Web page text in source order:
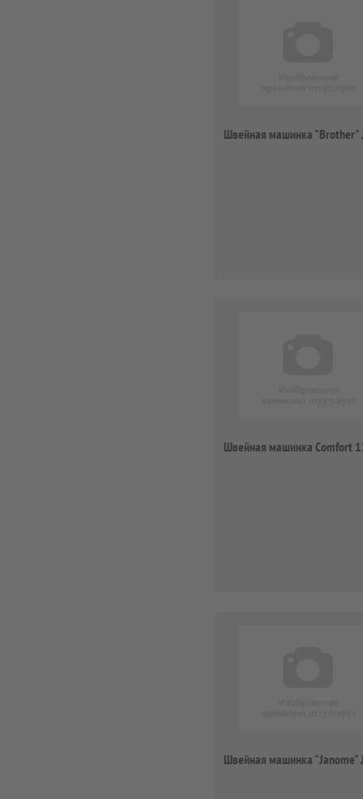
Швейная машинка "Brother"
Швейная машинка Comfort
Швейная машинка "Janome"